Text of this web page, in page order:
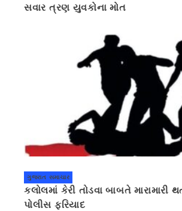
સવાર ત્રણ યુવકોના મોત
ગુજરાત સમાચાર
કલોલમાં કેરી તોડવા બાબતે મારામારી
પોલીસ ફરિયાદ